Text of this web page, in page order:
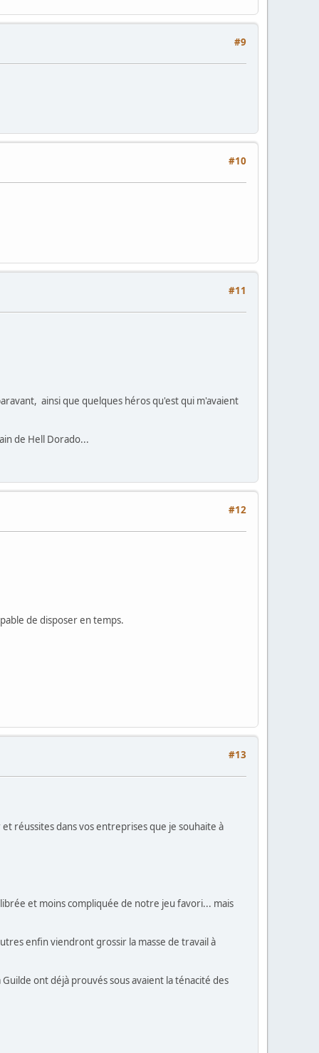
#9
#10
#11
ainsi que quelques héros qu'est qui m'avaient
de Hell Dorado...
#12
de disposer en temps.
#13
réussites dans vos entreprises que je souhaite à
et moins compliquée de notre jeu favori... mais
enfin viendront grossir la masse de travail à
ont déjà prouvés sous avaient la ténacité des